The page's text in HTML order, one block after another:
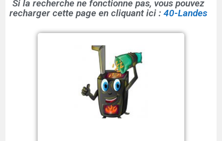
Si la recherche ne fonctionne pas, vous pouvez
recharger cette page en cliquant ici : 40-Landes